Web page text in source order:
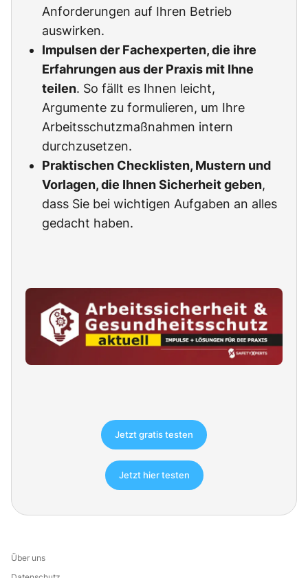
Anforderungen auf Ihren Betrieb
auswirken.
Impulsen der Fachexperten, die ihre
Erfahrungen aus der Praxis mit Ihne
teilen. So fällt es Ihnen leicht,
Argumente zu formulieren, um Ihre
Arbeitsschutzmaßnahmen intern
durchzusetzen.
Praktischen Checklisten, Mustern und
Vorlagen, die Ihnen Sicherheit geben,
dass Sie bei wichtigen Aufgaben an alles
gedacht haben.
Jetzt gratis testen
Jetzt hier testen
Über uns